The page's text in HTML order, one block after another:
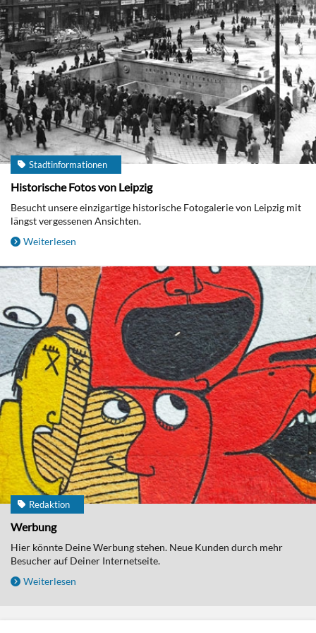
Stadtinformationen
Historische Fotos von Leipzig
Besucht unsere einzigartige historische Fotogalerie von Leipzig mit
längst vergessenen Ansichten.
Weiterlesen
Redaktion
Werbung
Hier könnte Deine Werbung stehen. Neue Kunden durch mehr
Besucher auf Deiner Internetseite.
Weiterlesen